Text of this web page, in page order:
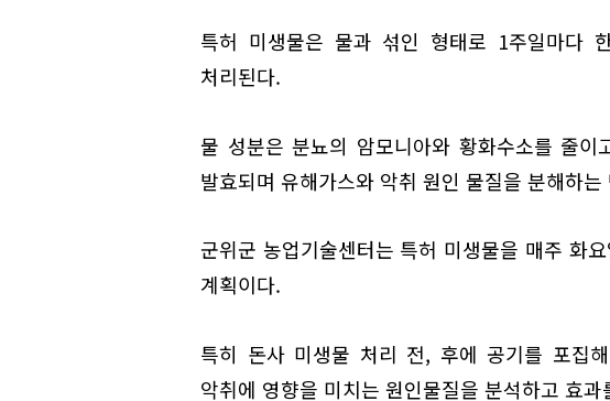
특허 미생물은 물과 섞인 형태로 1주일마다
처리된다.
물 성분은 분뇨의 암모니아와 황화수소를 줄
발효되며 유해가스와 악취 원인 물질을 분해하는
군위군 농업기술센터는 특허 미생물을 매주 화
계획이다.
특히 돈사 미생물 처리 전, 후에 공기를 포집
악취에 영향을 미치는 원인물질을 분석하고 효